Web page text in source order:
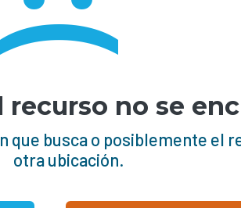
Personalizado
de Inglés Básico
de Inglés Intermedio-Alto
:(
recurso no se
que busca o posiblemente el
otra ubicación.